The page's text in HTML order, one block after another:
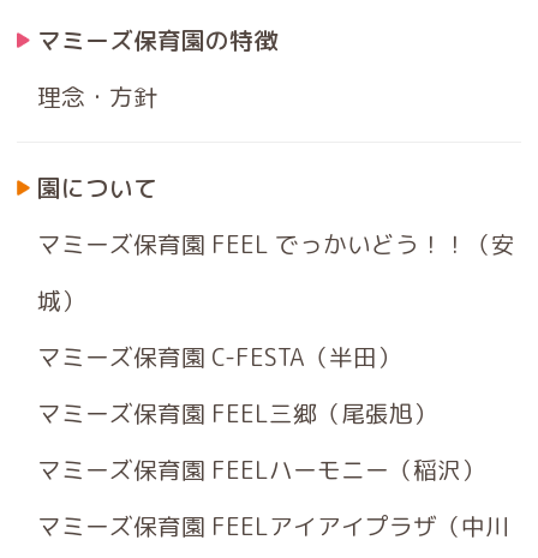
マミーズ保育園の特徴
理念・方針
園について
マミーズ保育園 FEEL でっかいどう！！（安
城）
マミーズ保育園 C-FESTA（半田）
マミーズ保育園 FEEL三郷（尾張旭）
マミーズ保育園 FEELハーモニー（稲沢）
マミーズ保育園 FEELアイアイプラザ（中川